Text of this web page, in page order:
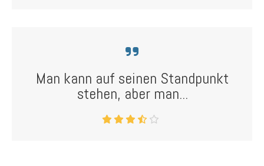
Man kann auf seinen Standpunkt
stehen, aber man...